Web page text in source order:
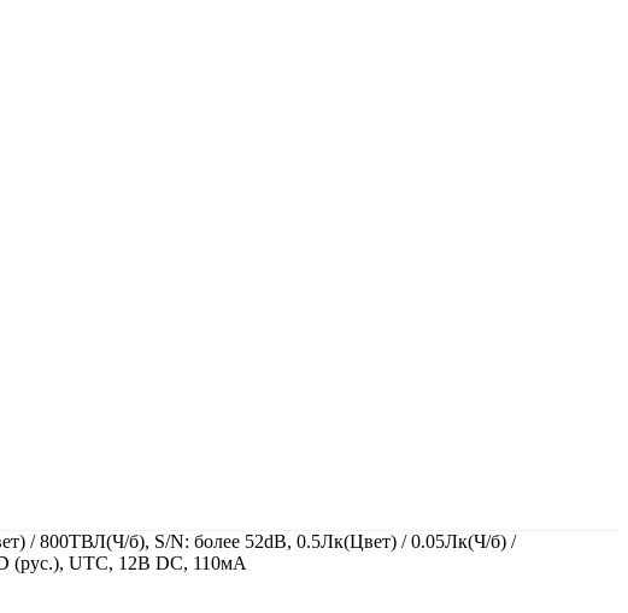
/ 800ТВЛ(Ч/б), S/N: более 52dB, 0.5Лк(Цвет) / 0.05Лк(Ч/б) /
(рус.), UTC, 12В DC, 110мА